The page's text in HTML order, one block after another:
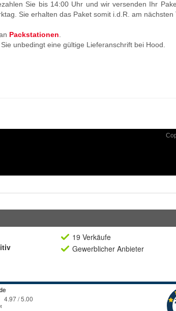
19 Verkäufe
Gewerblicher Anbieter